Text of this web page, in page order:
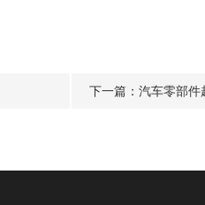
下一篇： 汽车零部件